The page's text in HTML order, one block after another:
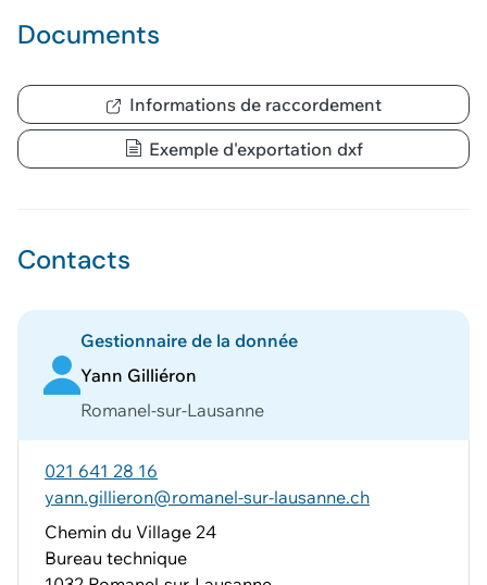
Documents
Informations de raccordement
Exemple d'exportation dxf
Contacts
Gestionnaire de la donnée
Yann Gilliéron
Romanel-sur-Lausanne
021 641 28 16
yann.gillieron@romanel-sur-lausanne.ch
Chemin du Village 24
Bureau technique